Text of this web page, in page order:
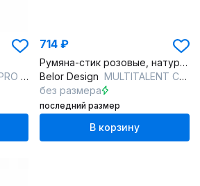
CORAL
714 ₽
Румяна-стик розовые, натуральный и свежий макияж
Belor Design MULTITALENT Стик-румяна
без размера
последний размер
В корзину